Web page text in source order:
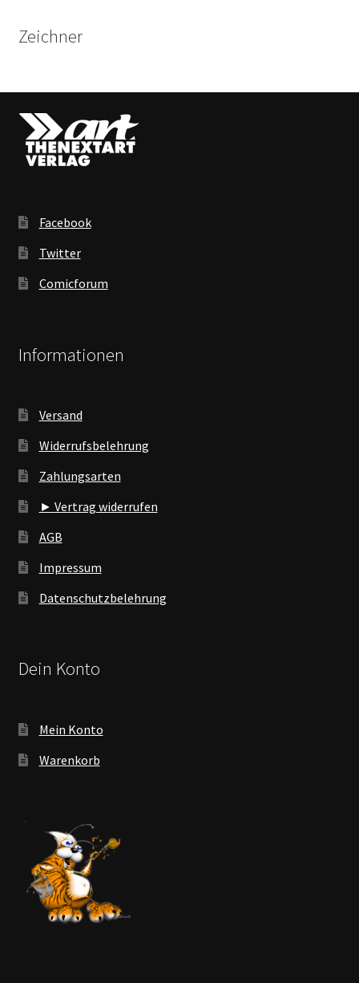
Zeichner
Facebook
Twitter
Comicforum
Informationen
Versand
Widerrufsbelehrung
Zahlungsarten
► Vertrag widerrufen
AGB
Impressum
Datenschutzbelehrung
Dein Konto
Mein Konto
Warenkorb